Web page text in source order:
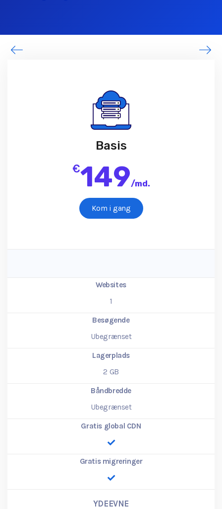
Basis
€149/md.
Kom i gang
Websites
1
Besøgende
Ubegrænset
Lagerplads
2 GB
Båndbredde
Ubegrænset
Gratis global CDN
Gratis migreringer
YDEEVNE